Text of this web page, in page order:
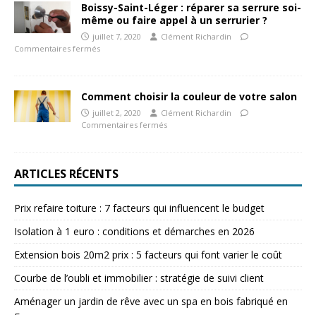
Boissy-Saint-Léger : réparer sa serrure soi-
même ou faire appel à un serrurier ?
juillet 7, 2020
Clément Richardin
Commentaires fermés
Comment choisir la couleur de votre salon
juillet 2, 2020
Clément Richardin
Commentaires fermés
ARTICLES RÉCENTS
Prix refaire toiture : 7 facteurs qui influencent le budget
Isolation à 1 euro : conditions et démarches en 2026
Extension bois 20m2 prix : 5 facteurs qui font varier le coût
Courbe de l’oubli et immobilier : stratégie de suivi client
Aménager un jardin de rêve avec un spa en bois fabriqué en